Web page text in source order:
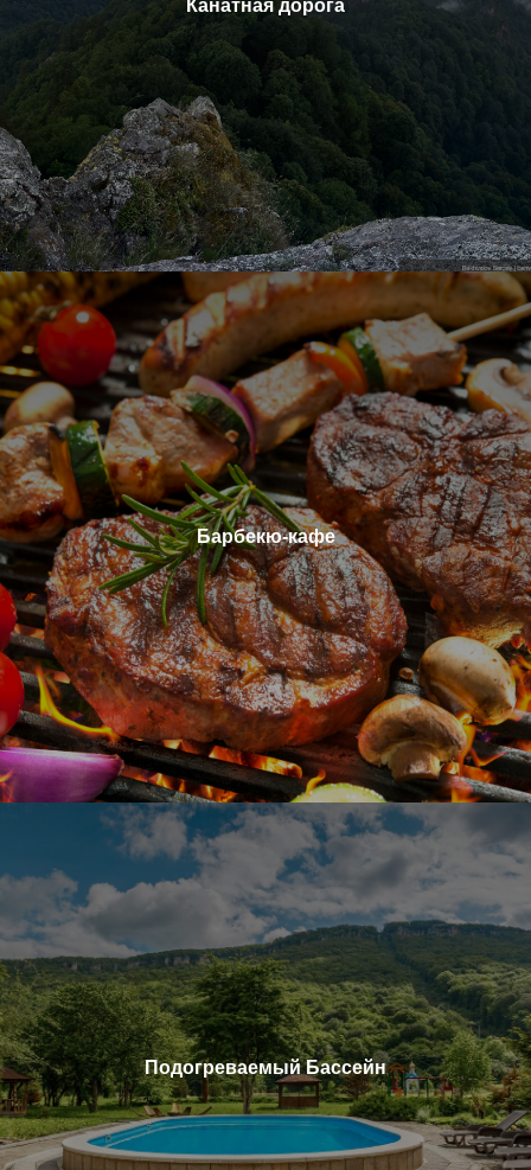
Канатная дорога
Барбекю-кафе
Подогреваемый Бассейн